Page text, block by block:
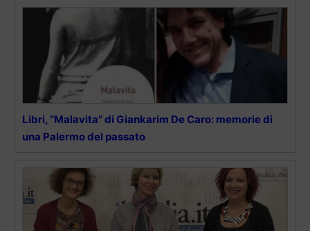
Libri, “Malavita” di Giankarim De Caro: memorie di
una Palermo del passato